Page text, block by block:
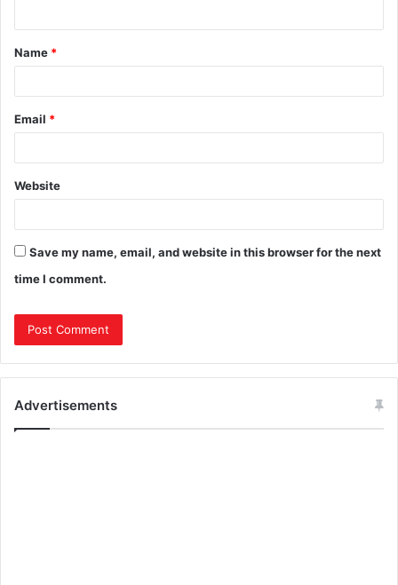
Name *
Email *
Website
Save my name, email, and website in this browser for the next
time I comment.
Advertisements